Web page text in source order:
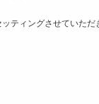
ティングさせていただ